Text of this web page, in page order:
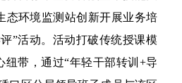
态环境监测站创新开展业务培
”活动。活动打破传统授课模
纽带，通过“年轻干部转训+导